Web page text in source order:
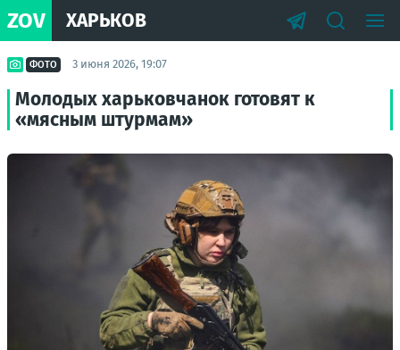
ZOV ХАРЬКОВ
ФОТО 3 июня 2026, 19:07
Молодых харьковчанок готовят к
«мясным штурмам»